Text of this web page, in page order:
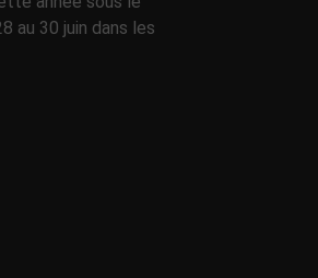
au 30 juin dans les